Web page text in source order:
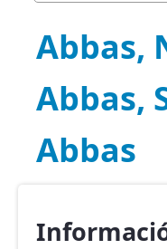
Abbas,
Abbas,
Abbas